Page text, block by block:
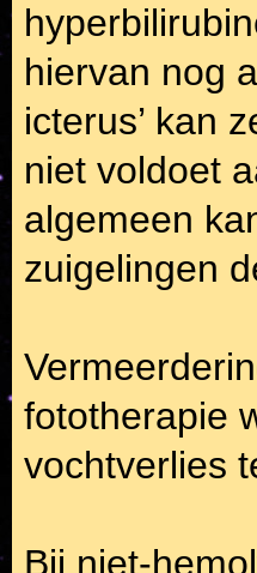
hiervan nog
icterus’ kan
niet voldoet
algemeen
zuigelingen
fototherapie
vochtverlies
Bij niet-